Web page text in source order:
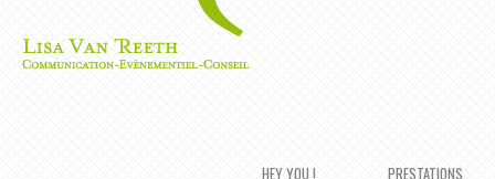
HEY YOU ! PRESTATIONS